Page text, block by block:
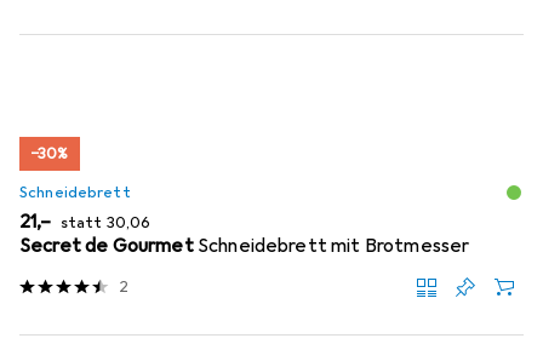
−30%
Schneidebrett
EUR
21,– statt EUR
30,06
Secret de Gourmet Schneidebrett mit Brotmesser
2